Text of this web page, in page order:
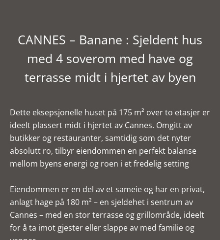
CANNES – Banane : Sjeldent hus
med 4 soverom med have og
terrasse midt i hjertet av byen
Dette eksepsjonelle huset på 175 m² over to etasjer er
ideelt plassert midt i hjertet av Cannes. Omgitt av
butikker og restauranter, samtidig som det nyter
absolutt ro, tilbyr eiendommen en perfekt balanse
mellom byens energi og roen i et fredelig setting
Eiendommen er en del av et sameie og har en privat,
anlagt hage på 180 m² – en sjeldehet i sentrum av
Cannes – med en stor terrasse og grillområde, ideelt
for å ta imot gjester eller slappe av med familie og